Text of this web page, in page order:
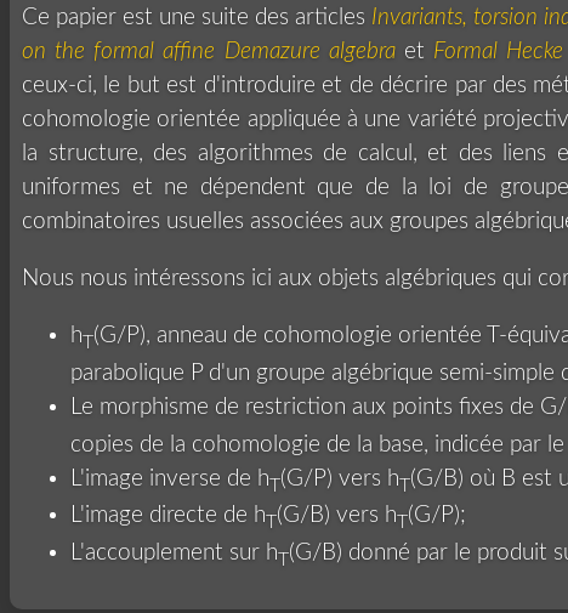
Ce papier est une suite des articles Invariants, torsion
on the formal affine Demazure algebraet Formal
ceux-ci, le but est d'introduire et de décrire par des
cohomologie orientée appliquée à une variété
la structure, des algorithmes de calcul, et des liens
uniformes et ne dépendent que de la loi de
combinatoires usuelles associées aux groupes
Nous nous intéressons ici aux objets algébriques qui
hT(G/P), anneau de cohomologie orientée T-
parabolique P d'un groupe algébrique semi-simple
Le morphisme de restriction aux points fixes de
copies de la cohomologie de la base, indicée par
L'image inverse de hT(G/P) vers hT(G/B) où B est
L'image directe de hT(G/B) vers hT(G/P);
L'accouplement sur hT(G/B) donné par le produit